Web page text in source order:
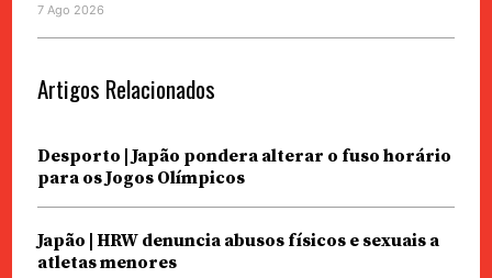
7 Ago 2026
Artigos Relacionados
Desporto | Japão pondera alterar o fuso horário
para os Jogos Olímpicos
Japão | HRW denuncia abusos físicos e sexuais a
atletas menores